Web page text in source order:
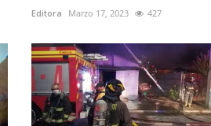
Editora Marzo 17, 2023 427